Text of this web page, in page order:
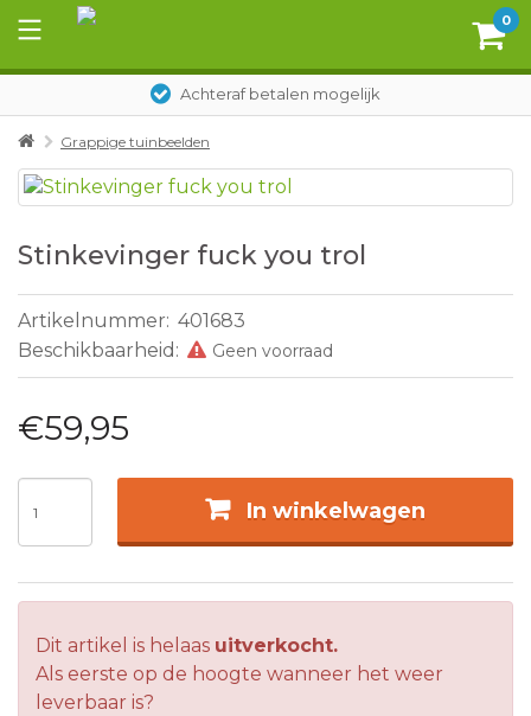
0
Achteraf betalen mogelijk
Grappige tuinbeelden
Stinkevinger fuck you trol
Artikelnummer: 401683
Beschikbaarheid:
Geen voorraad
€59,95
In winkelwagen
Dit artikel is helaas uitverkocht.
Als eerste op de hoogte wanneer het weer
leverbaar is?